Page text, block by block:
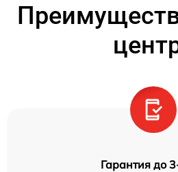
Гарантия до